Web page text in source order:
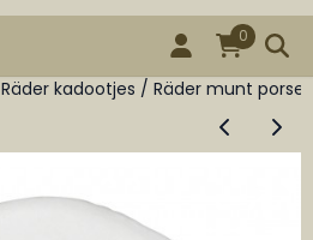
0
Räder kadootjes / Räder munt